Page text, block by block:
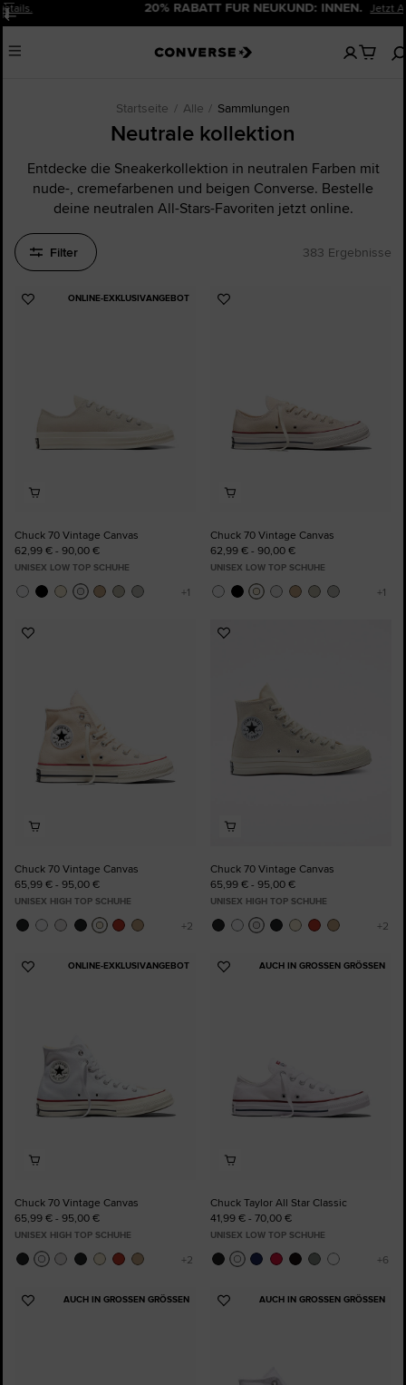
Pause 20% RABATT FÜR NEUKUND: INNEN. Jetzt Anmelden!
Menu
Keine
artikel
Startseite Alle Sammlungen
Neutrale kollektion
Entdecke die Sneakerkollektion in neutralen Farben mit
nude-, cremefarbenen und beigen Converse. Bestelle
deine neutralen All-Stars-Favoriten jetzt online.
Filter 383 Ergebnisse
ONLINE-EXKLUSIVANGEBOT
Zu
Chuck 70 Vintage Canvas
62,99 € - 90,00 €
UNISEX LOW TOP SCHUHE
Zu
Chuck 70 Vintage Canvas
62,99 € - 90,00 €
UNISEX LOW TOP SCHUHE
Zu
Chuck 70 Vintage Canvas
65,99 € - 95,00 €
UNISEX HIGH TOP SCHUHE
Zu
Chuck 70 Vintage Canvas
65,99 € - 95,00 €
UNISEX HIGH TOP SCHUHE
ONLINE-EXKLUSIVANGEBOT
Zu
Chuck 70 Vintage Canvas
65,99 € - 95,00 €
UNISEX HIGH TOP SCHUHE
AUCH IN GROSSEN GRÖSSEN
Zu
Chuck Taylor All Star Classic
41,99 € - 70,00 €
UNISEX LOW TOP SCHUHE
AUCH IN GROSSEN GRÖSSEN
Zu
AUCH IN GROSSEN GRÖSSEN
Zu